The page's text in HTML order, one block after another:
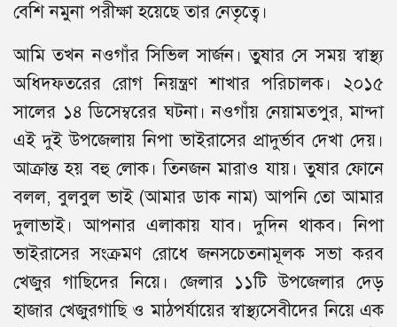
বেশি নমুনা পরীক্ষা হয়েছে তার নেতৃত্বে।
আমি তখন নওগাঁর সিভিল সার্জন। তুষার সে সময় স্বাস্থ্য
অধিদফতরের রোগ নিয়ন্ত্রণ শাখার পরিচালক। ২০১৫
সালের ১৪ ডিসেম্বরের ঘটনা। নওগাঁয় নেয়ামতপুর, মান্দা
এই দুই উপজেলায় নিপা ভাইরাসের প্রাদুর্ভাব দেখা দেয়।
আক্রান্ত হয় বহু লোক। তিনজন মারাও যায়। তুষার ফোনে
বলল, বুলবুল ভাই (আমার ডাক নাম) আপনি তো আমার
দুলাভাই। আপনার এলাকায় যাব। দুদিন থাকব। নিপা
ভাইরাসের সংক্রমণ রোধে জনসচেতনামূলক সভা করব
খেজুর গাছিদের নিয়ে। জেলার ১১টি উপজেলার দেড়
হাজার খেজুরগাছি ও মাঠপর্যায়ের স্বাস্থ্যসেবীদের নিয়ে এক